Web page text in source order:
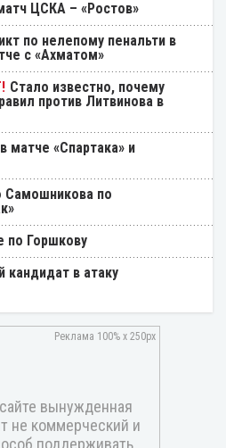
ЦСКА – «Ростов»
по нелепому пенальти в
с «Ахматом»
Стало известно, почему
против Литвинова в
матче «Спартака» и
Самошникова по
по Горшкову
кандидат в атаку